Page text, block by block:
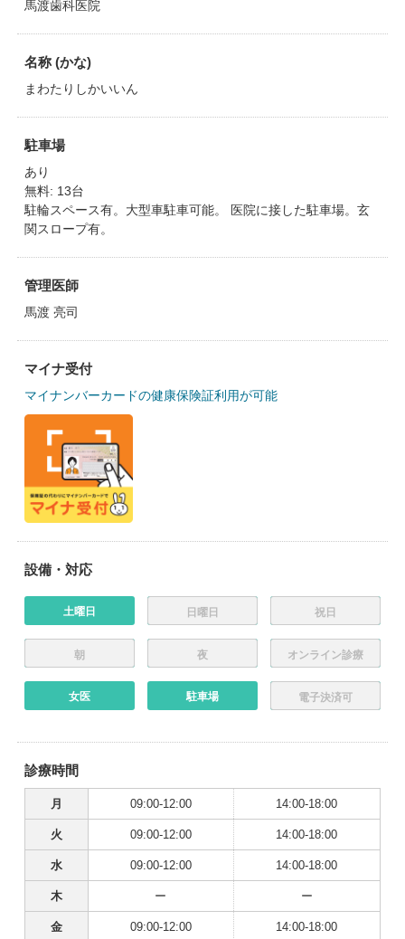
馬渡歯科医院
名称 (かな)
まわたりしかいいん
駐車場
あり
無料: 13台
駐輪スペース有。大型車駐車可能。 医院に接した駐車場。玄
関スロープ有。
管理医師
馬渡 亮司
マイナ受付
マイナンバーカードの健康保険証利用が可能
設備・対応
土曜日 日曜日 祝日
朝 夜 オンライン診療
女医 駐車場 電子決済可
診療時間
月 09:00-12:00 14:00-18:00
火 09:00-12:00 14:00-18:00
水 09:00-12:00 14:00-18:00
木 ー ー
金 09:00-12:00 14:00-18:00